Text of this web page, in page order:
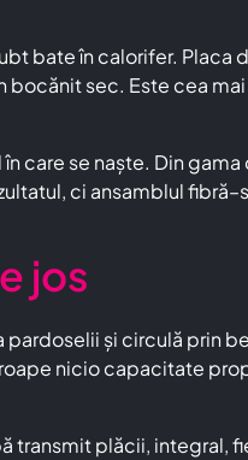
bate în calorifer.
sec. Este cea
care se naște. Din gama
ci ansamblul
jos
și circulă prin
nicio capacitate
plăcii, integral,